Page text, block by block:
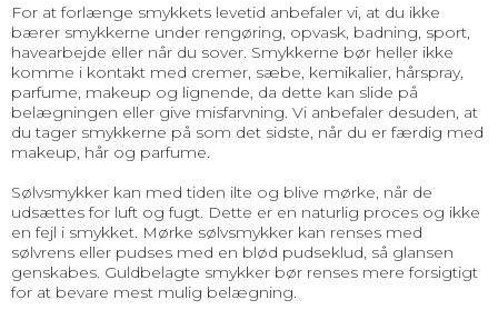
For at forlænge smykkets levetid anbefaler vi, at du ikke
bærer smykkerne under rengøring, opvask, badning, sport,
havearbejde eller når du sover. Smykkerne bør heller ikke
komme i kontakt med cremer, sæbe, kemikalier, hårspray,
parfume, makeup og lignende, da dette kan slide på
belægningen eller give misfarvning. Vi anbefaler desuden, at
du tager smykkerne på som det sidste, når du er færdig med
makeup, hår og parfume.
Sølvsmykker kan med tiden ilte og blive mørke, når de
udsættes for luft og fugt. Dette er en naturlig proces og ikke
en fejl i smykket. Mørke sølvsmykker kan renses med
sølvrens eller pudses med en blød pudseklud, så glansen
genskabes. Guldbelagte smykker bør renses mere forsigtigt
for at bevare mest mulig belægning.